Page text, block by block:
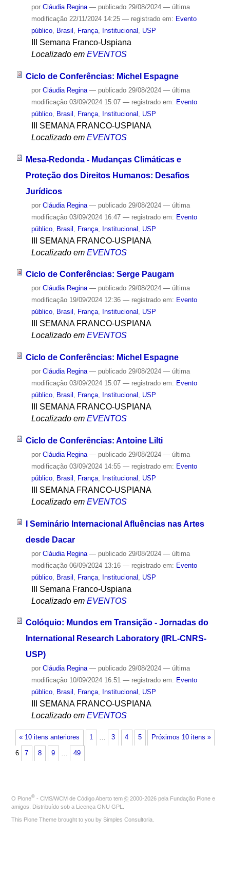
por Cláudia Regina — publicado29/08/2024 — última
modificação22/11/2024 14:25 — registrado em: Evento
público, Brasil , França, Institucional , USP
III Semana Franco-Uspiana
Localizado em EVENTOS
Ciclo de Conferências: Michel Espagne
por Cláudia Regina — publicado29/08/2024 — última
modificação03/09/2024 15:07 — registrado em: Evento
público, Brasil , França, Institucional , USP
III SEMANA FRANCO-USPIANA
Localizado em EVENTOS
Mesa-Redonda - Mudanças Climáticas e
Proteção dos Direitos Humanos: Desafios
Jurídicos
por Cláudia Regina — publicado29/08/2024 — última
modificação03/09/2024 16:47 — registrado em: Evento
público, Brasil França, Institucional USP
III SEMANA FRANCO-USPIANA
Localizado em EVENTOS
Ciclo de Conferências: Serge Paugam
por Cláudia Regina — publicado29/08/2024 — última
modificação19/09/2024 12:36 — registrado em: Evento
público, Brasil , França, Institucional , USP
III SEMANA FRANCO-USPIANA
Localizado em EVENTOS
Ciclo de Conferências: Michel Espagne
por Cláudia Regina — publicado29/08/2024 — última
modificação03/09/2024 15:07 — registrado em: Evento
público, Brasil , França, Institucional , USP
III SEMANA FRANCO-USPIANA
Localizado em EVENTOS
Ciclo de Conferências: Antoine Lilti
por Cláudia Regina — publicado29/08/2024 — última
modificação03/09/2024 14:55 — registrado em: Evento
público, Brasil França, Institucional USP
III SEMANA FRANCO-USPIANA
Localizado em EVENTOS
I Seminário Internacional Afluências nas Artes
desde Dacar
por Cláudia Regina — publicado29/08/2024 — última
modificação06/09/2024 13:16 — registrado em: Evento
público, Brasil França, Institucional USP
III Semana Franco-Uspiana
Localizado em EVENTOS
Colóquio: Mundos em Transição - Jornadas do
International Research Laboratory (IRL-CNRS-
USP)
por Cláudia Regina — publicado29/08/2024 — última
modificação10/09/2024 16:51 — registrado em: Evento
público, Brasil , França, Institucional , USP
III SEMANA FRANCO-USPIANA
Localizado em EVENTOS
« 10 itens anteriores Próximos 10 itens »
1 … 3 4 5
6 7 8 9 … 49
O Plone® - CMS/WCM de Código Aberto tem © 2000-2026 pela Fundação Plone e
amigos. Distribuído sob a Licença GNU GPL
This Plone Theme brought to you by Simples Consultoria